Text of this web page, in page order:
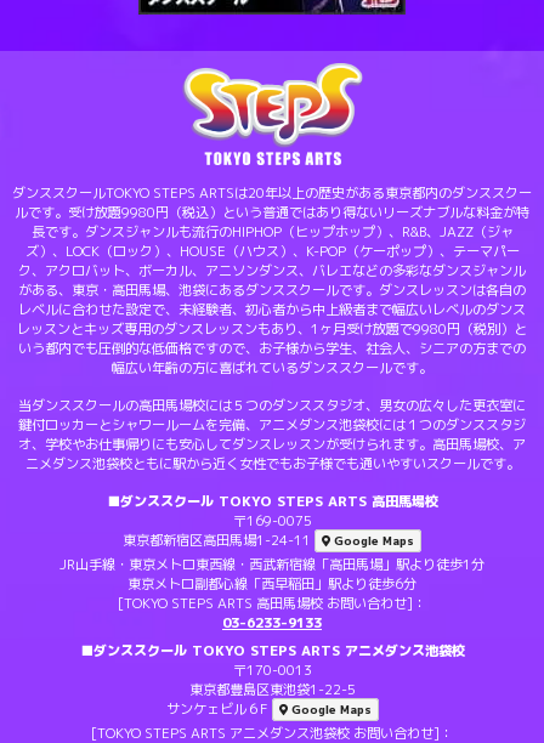
ダンススクールTOKYO STEPS ARTSは20年以上の歴史がある東京都内のダンススクー
ルです。受け放題9980円（税込）という普通ではあり得ないリーズナブルな料金が特
長です。ダンスジャンルも流行のHIPHOP（ヒップホップ）、R&B、JAZZ（ジャ
ズ）、LOCK（ロック）、HOUSE（ハウス）、K-POP（ケーポップ）、テーマパー
ク、アクロバット、ボーカル、アニソンダンス、バレエなどの多彩なダンスジャンル
がある、東京・高田馬場、池袋にあるダンススクールです。ダンスレッスンは各自の
レベルに合わせた設定で、未経験者、初心者から中上級者まで幅広いレベルのダンス
レッスンとキッズ専用のダンスレッスンもあり、1ヶ月受け放題で9980円（税別）と
いう都内でも圧倒的な低価格ですので、お子様から学生、社会人、シニアの方までの
幅広い年齢の方に喜ばれているダンススクールです。
当ダンススクールの高田馬場校には５つのダンススタジオ、男女の広々した更衣室に
鍵付ロッカーとシャワールームを完備、アニメダンス池袋校には１つのダンススタジ
オ、学校やお仕事帰りにも安心してダンスレッスンが受けられます。高田馬場校、ア
ニメダンス池袋校ともに駅から近く女性でもお子様でも通いやすいスクールです。
■ダンススクール TOKYO STEPS ARTS 高田馬場校
〒169-0075
東京都新宿区高田馬場1-24-11
Google Maps
JR山手線・東京メトロ東西線・西武新宿線「高田馬場」駅より徒歩1分
東京メトロ副都心線「西早稲田」駅より徒歩6分
[TOKYO STEPS ARTS 高田馬場校 お問い合わせ]：
03-6233-9133
■ダンススクール TOKYO STEPS ARTS アニメダンス池袋校
〒170-0013
東京都豊島区東池袋1-22-5
サンケェビル６F
Google Maps
[TOKYO STEPS ARTS アニメダンス池袋校 お問い合わせ]：